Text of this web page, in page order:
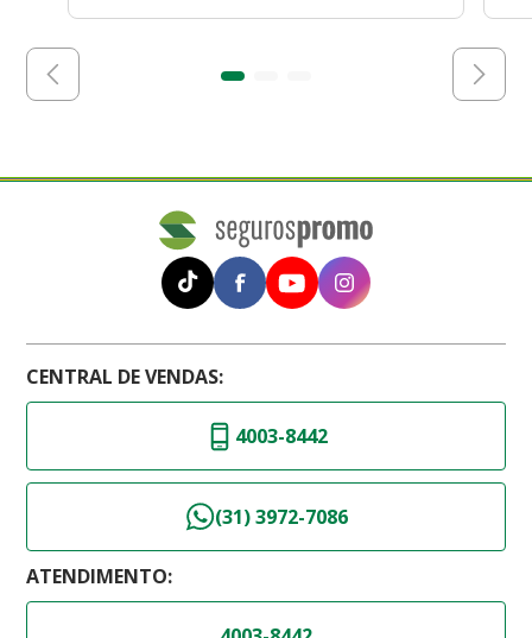
CENTRAL DE VENDAS:
4003-8442
(31) 3972-7086
ATENDIMENTO: